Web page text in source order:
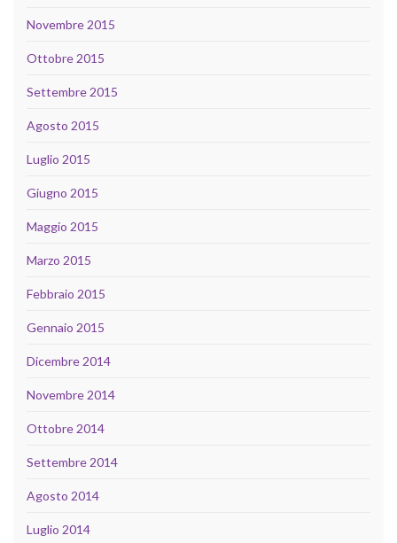
Novembre 2015
Ottobre 2015
Settembre 2015
Agosto 2015
Luglio 2015
Giugno 2015
Maggio 2015
Marzo 2015
Febbraio 2015
Gennaio 2015
Dicembre 2014
Novembre 2014
Ottobre 2014
Settembre 2014
Agosto 2014
Luglio 2014